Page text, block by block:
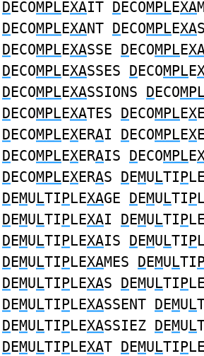
DECOMPLEXAIT DECOMPLEXA
DECOMPLEXANT DECOMPLEXAS
DECOMPLEXASSE DECOMPLE
DECOMPLEXASSES DECOMPLE
DECOMPLEXASSIONS DECO
DECOMPLEXATES DECOMPLEX
DECOMPLEXERAI DECOMPLEX
DECOMPLEXERAIS DECOMPLE
DECOMPLEXERAS DEMULTIPLE
DEMULTIPLEXAGE DEMULTIP
DEMULTIPLEXAI DEMULTIPLE
DEMULTIPLEXAIS DEMULTIP
DEMULTIPLEXAMES DEMULTI
DEMULTIPLEXAS DEMULTIPLE
DEMULTIPLEXASSENT DEMUL
DEMULTIPLEXASSIEZ DEMUL
DEMULTIPLEXAT DEMULTIPLE